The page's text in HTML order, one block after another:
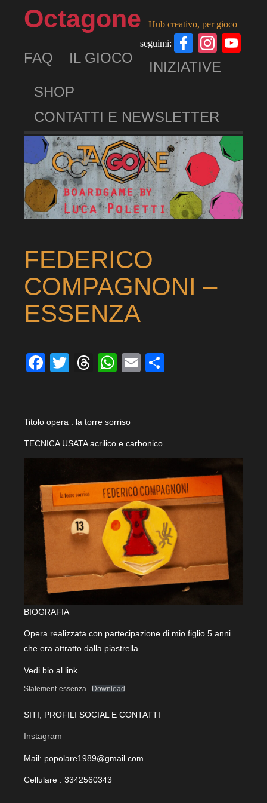
Octagone
Hub creativo, per gioco
seguimi:
Facebook
FAQ IL GIOCO
INIZIATIVE
SHOP
CONTATTI E NEWSLETTER
FEDERICO
COMPAGNONI –
ESSENZA
Facebook
TwitterThreads
WhatsApp
Email
Titolo opera : la torre sorriso
TECNICA USATA acrilico e carbonico
BIOGRAFIA
Opera realizzata con partecipazione di mio figlio 5 anni
che era attratto dalla piastrella
Vedi bio al link
Statement-essenza Download
SITI, PROFILI SOCIAL E CONTATTI
Instagram
Mail: popolare1989@gmail.com
Cellulare : 3342560343